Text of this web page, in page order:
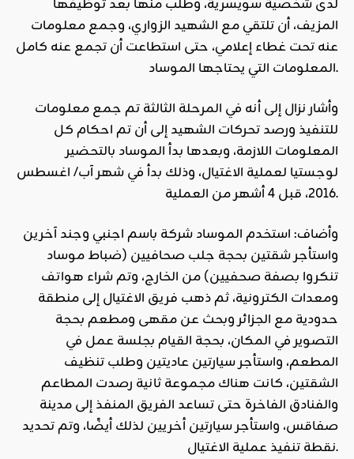
لدى شخصية سويسرية، وطلب منها بعد توظيفها
المزيف، أن تلتقي مع الشهيد الزواري، وجمع معلومات
عنه تحت غطاء إعلامي، حتى استطاعت أن تجمع عنه كامل
المعلومات التي يحتاجها الموساد.
وأشار نزال إلى أنه في المرحلة الثالثة تم جمع معلومات
للتنفيذ ورصد تحركات الشهيد إلى أن تم احكام كل
المعلومات اللازمة، وبعدها بدأ الموساد بالتحضير
لوجستيا لعملية الاغتيال، وذلك بدأ في شهر آب/ اغسطس
2016، قبل 4 أشهر من العملية.
وأضاف: استخدم الموساد شركة باسم اجنبي وجند آخرين
واستأجر شقتين بحجة جلب صحافيين (ضباط موساد
تنكروا بصفة صحفيين) من الخارج، وتم شراء هواتف
ومعدات الكترونية، ثم ذهب فريق الاغتيال إلى منطقة
حدودية مع الجزائر وبحث عن مقهى ومطعم بحجة
التصوير في المكان، بحجة القيام بجلسة عمل في
المطعم، واستأجر سيارتين عاديتين وطلب تنظيف
الشقتين، كانت هناك مجموعة ثانية رصدت المطاعم
والفنادق الفاخرة حتى تساعد الفريق المنفذ إلى مدينة
صفاقس، واستأجر سيارتين أخريين لذلك أيضًا، وتم تحديد
نقطة تنفيذ عملية الاغتيال.